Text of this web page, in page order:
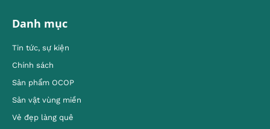
Danh mục
Tin tức, sự kiện
Chính sách
Sản phẩm OCOP
Sản vật vùng miền
Vẻ đẹp làng quê